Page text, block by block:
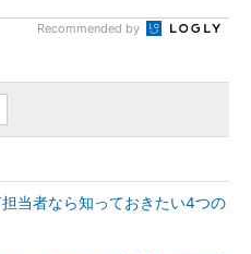
Recommended by
当者なら知っておきたい4つの